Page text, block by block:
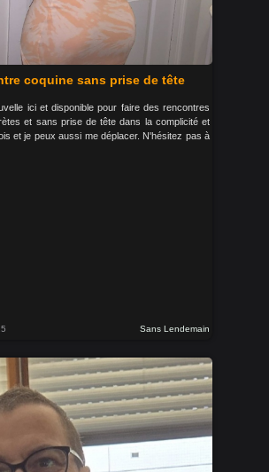
coquine sans prise de tête
ici et disponible pour faire des rencontres
et sans prise de tête dans la complicité et
et je peux aussi me déplacer. N'hésitez pas à
Sans Lendemain